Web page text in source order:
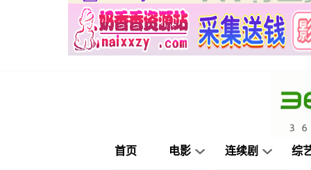
首页 电影 连续剧 综